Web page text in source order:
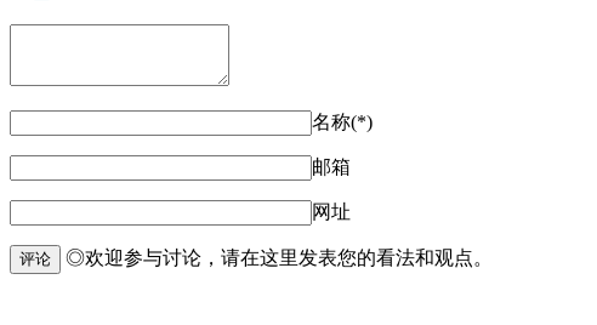
名称(*)
邮箱
网址
评论 ◎欢迎参与讨论，请在这里发表您的看法和观点。